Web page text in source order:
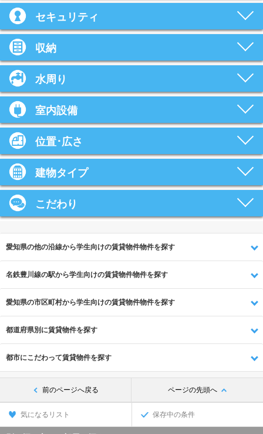
セキュリティ
収納
水周り
室内設備
位置･広さ
建物タイプ
こだわり
愛知県の他の沿線から学生向けの賃貸物件物件を探す
名鉄豊川線の駅から学生向けの賃貸物件物件を探す
愛知県の市区町村から学生向けの賃貸物件物件を探す
都道府県別に賃貸物件を探す
都市にこだわって賃貸物件を探す
前のページへ戻る ページの先頭へ
気になるリスト 保存中の条件